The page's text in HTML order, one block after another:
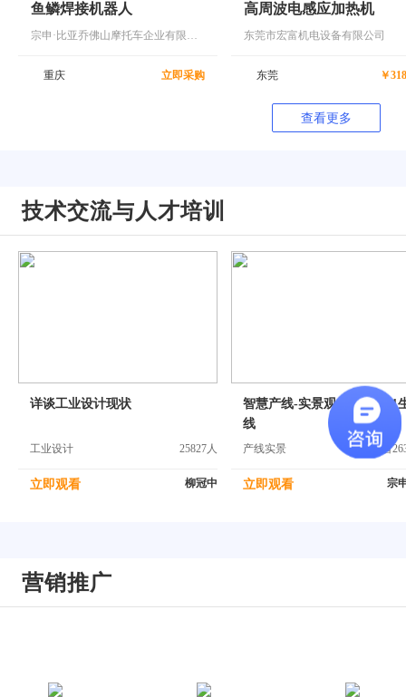
鱼鳞焊接机器人
宗申·比亚乔佛山摩托车企业有限公司
重庆 立即采购
高周波电感应加热机
东莞市宏富机电设备有限公司
东莞 ￥
查看更多
技术交流与人才培训
详谈工业设计现状
工业设计 25827人
立即观看 柳冠中
智慧产线-实景观摩-宗申101
线
产线实景 观看
立即观看 宗
营销推广